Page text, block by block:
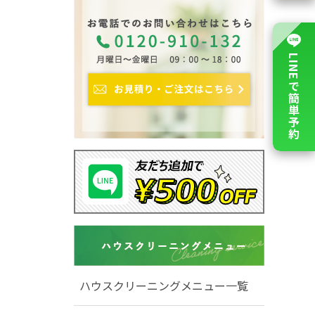
ハウスクリーニングメニュー一覧
LINEで簡単予約